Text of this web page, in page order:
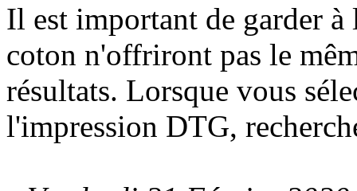
Il est important de garder à
coton n'offriront pas le
résultats. Lorsque vous
l'impression DTG,